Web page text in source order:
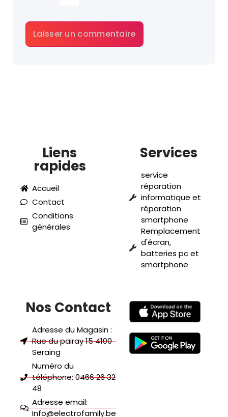
Liens
rapides
Accueil
Contact
Conditions
générales
Services
service
réparation
informatique et
réparation
smartphone
Remplacement
d'écran,
batteries pc et
smartphone
Nos Contact
Adresse du Magasin :
Rue du pairay 15 4100
Seraing
Numéro du
téléphone: 0466 26 32
48
Adresse email:
Info@electrofamily.be